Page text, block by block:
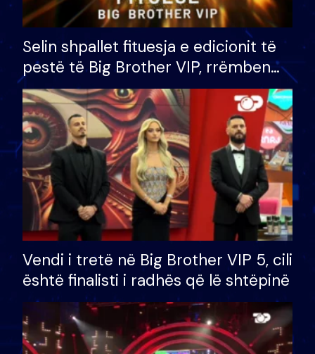
Selin shpallet fituesja e edicionit të
pestë të Big Brother VIP, rrëmben
çmimin e madh prej 100 mijë eurosh
Vendi i tretë në Big Brother VIP 5, cili
është finalisti i radhës që lë shtëpinë